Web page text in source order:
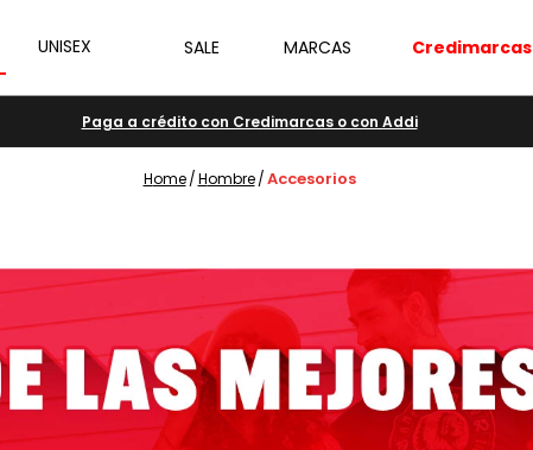
UNISEX SALE MARCAS Credimarcas
Paga a crédito con Credimarcas o con Addi
hombre accesorios